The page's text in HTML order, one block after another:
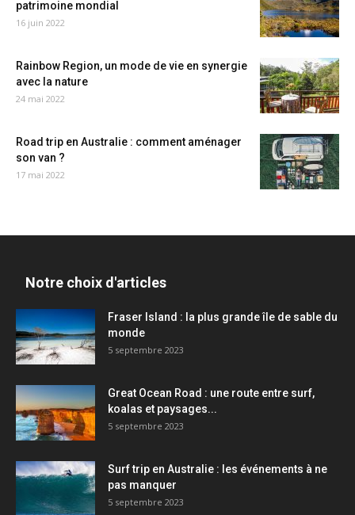
patrimoine mondial
16 juin 2022
Rainbow Region, un mode de vie en synergie
avec la nature
24 mai 2022
Road trip en Australie : comment aménager
son van ?
17 mai 2022
Notre choix d'articles
Fraser Island : la plus grande île de sable du
monde
5 septembre 2023
Great Ocean Road : une route entre surf,
koalas et paysages...
5 septembre 2023
Surf trip en Australie : les événements à ne
pas manquer
5 septembre 2023